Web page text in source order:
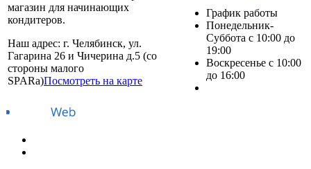
магазин для начинающих
кондитеров.
Наш адрес: г. Челябинск, ул.
Гагарина 26 и Чичерина д.5 (со
стороны малого
SPARa)Посмотреть на карте
График работы
Понедельник-
Суббота с 10:00 до
19:00
Воскресенье с 10:00
до 16:00